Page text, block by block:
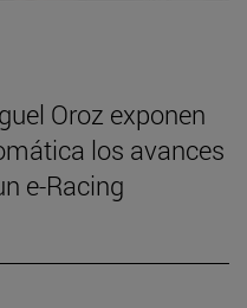
Oroz exponen
los avances
e-Racing